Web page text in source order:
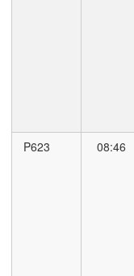
P623 08:46